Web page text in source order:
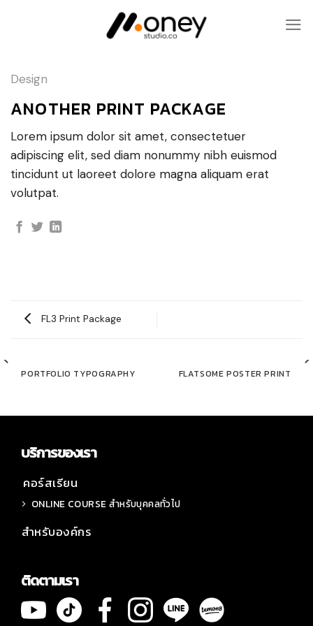
Design
ANOTHER PRINT PACKAGE
Lorem ipsum dolor sit amet, consectetuer
adipiscing elit, sed diam nonummy nibh euismod
tincidunt ut laoreet dolore magna aliquam erat
volutpat.
FL3 Print Package
PORTFOLIO TYPOGRAPHY FLATSOME POSTER PRINT
บริการของเรา
คอร์สเรียน
ONLINE COURSE สำหรับบุคคลทั่วไป
สำหรับองค์กร
ติดตามเรา